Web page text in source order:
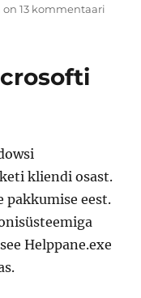
on 13 kommentaari
kliendi osast.
pakkumise eest.
Helppane.exe